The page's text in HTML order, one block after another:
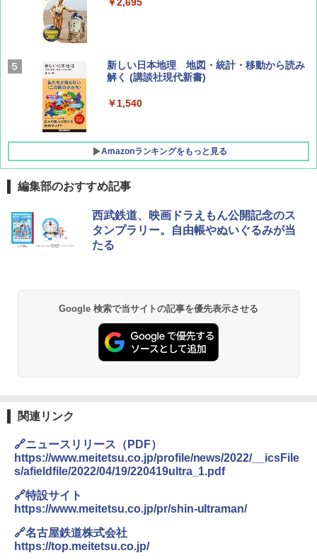
BE-PAL(ビ-パル) 2026年 9 月号【特別付録:
SOTO ミニマル"旅"財布 ランダム2種】
￥1,500
￥2,695
新しい日本地理 地図・統計・移動から読み
解く (講談社現代新書)
￥1,540
Amazonランキングをもっと見る
[キャンパーズコレクション 山善] ポップアッ
プテント 傘みたいに広げて畳める パッとサ
ッとサンシェード キューブ フルクローズ メ
ッシュ 簡単設置 ワンタッチテント キャンプ
PYKES PEAK (パイクスピーク) 着替えテン
ト プライバシー テント 【中が透けない】 1
人用 折りたたみ 防災グッズ 災害用トイレ ビ
ーチ ピクニック ポップアップテント 携帯 簡
ENDLESS BASE 《めざましテレビで紹介》
テント ワンタッチ RENEW 幅200 2-3人用 43
500002(89147)
[キャンパーズコレクション 山善] 傘みたいに
広げるだけ パッとサッとテント ブラックコ
ーティング フルクローズ メッシュ 3-4人用
BUNDOK(バンドック)ソロ ドーム 1 EX BDK
-08EX カーキ ソロキャンプ ポリエステル フ
レーム テント
026リニューアル 急速冷凍 空間倍増 衛生的
コンパクト 保冷力長持ち
￥2,980
￥6,459
USB充電式 高精度 超長距離照射 長時間使用
可能 安全ロック付き 高安全性 金属製耐久 コ
ンパクト多機能設計 持ち運び便利 アウトド
ア/オフィス/教育現場/展示会用 緑
編集部のおすすめ記事
西武鉄道、映画ドラえもん公開記念のス
タンプラリー。自由帳やぬいぐるみが当
たる
Google 検索で当サイトの記事を優先表示させる
関連リンク
🔗ニュースリリース（PDF）
https://www.meitetsu.co.jp/profile/news/2022/__icsFile
s/afieldfile/2022/04/19/220419ultra_1.pdf
🔗特設サイト
https://www.meitetsu.co.jp/pr/shin-ultraman/
🔗名古屋鉄道株式会社
https://top.meitetsu.co.jp/